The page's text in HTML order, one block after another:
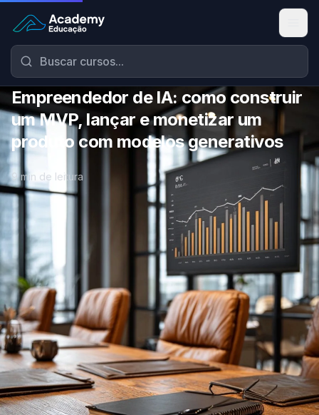
Academy Educação — Página Inicial
Empreendedor de IA: como construir
um MVP, lançar e monetizar um
produto com modelos generativos
9 min de leitura